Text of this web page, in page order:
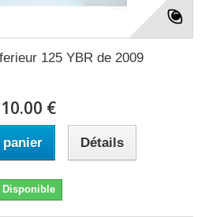
125 YBR de 2009
10.00 €
Détails
Disponible